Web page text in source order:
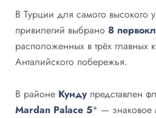
В Турции для самого высокого
привилегий выбрано 8
расположенных в трёх главных
Анталийского побережья.
В районе Кундупредставлен
Mardan Palace 5* — знаковое